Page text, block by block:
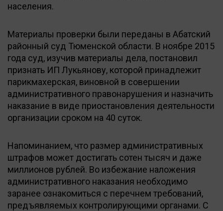
населения.
Материалы проверки были переданы в Абатский
районный суд Тюменской области. В ноябре 2015
года суд, изучив материалы дела, постановил
признать ИП Лукьянову, которой принадлежит
парикмахерская, виновной в совершении
административного правонарушения и назначить
наказание в виде приостановления деятельности
организации сроком на 40 суток.
Напоминанием, что размер административных
штрафов может достигать сотен тысяч и даже
миллионов рублей. Во избежание наложения
административного наказания необходимо
заранее ознакомиться с перечнем требований,
предъявляемых контролирующими органами. С